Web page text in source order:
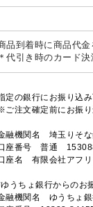
品到着時に商品代
＊代引き時のカード
定の銀行にお振り込
ご注文確定前にお振
融機関名 埼玉りそ
座番号 普通
座名 有限会社アフ
うちょ銀行からのお
融機関名 ゆうちょ